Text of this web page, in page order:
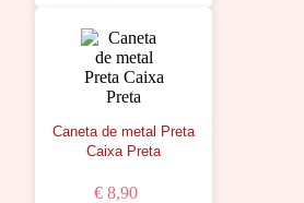
Caneta de metal Preta
Caixa Preta
€ 8,90